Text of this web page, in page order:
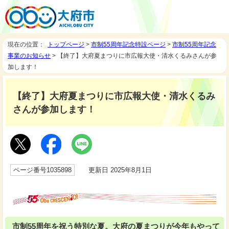
現在の位置： トップページ > 市制55周年記念特設ページ > 市制55周年記念
事業のお知らせ > 【終了】大府夏まつりに市広報大使・清水くるみさんが参
加します！
【終了】大府夏まつりに市広報大使・清水くるみ
さんが参加します！
ページ番号1035898 更新日 2025年8月1日
市制55周年を祝う特別な夏。大府の夏まつりが今年もやって